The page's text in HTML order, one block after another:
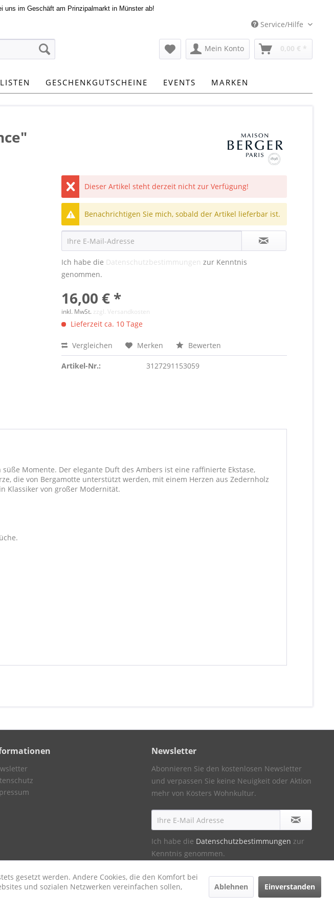
uns im Geschäft am Prinzipalmarkt in Münster ab!
Service/Hilfe
Mein Konto 0,00 € *
GESCHENKGUTSCHEINE EVENTS MARKEN
Dieser Artikel steht derzeit nicht zur Verfügung!
Benachrichtigen Sie mich, sobald der Artikel lieferbar ist.
Ich habe die Datenschutzbestimmungen zur Kenntnis
genommen.
16,00 € *
inkl. MwSt. zzgl. Versandkosten
Lieferzeit ca. 10 Tage
Vergleichen Merken Bewerten
Artikel-Nr.: 3127291153059
Momente. Der elegante Duft des Ambers ist eine raffinierte Ekstase,
die von Bergamotte unterstützt werden, mit einem Herzen aus Zedernholz
Klassiker von großer Modernität.
Newsletter
Abonnieren Sie den kostenlosen Newsletter
und verpassen Sie keine Neuigkeit oder Aktion
mehr von Kösters Wohnkultur.
Ich habe die Datenschutzbestimmungen zur
Kenntnis genommen.
gesetzt werden. Andere Cookies, die den Komfort bei
und sozialen Netzwerken vereinfachen sollen,
Ablehnen Einverstanden